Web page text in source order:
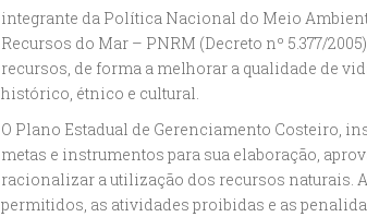
integrante da Política Nacional do Meio
Recursos do Mar – PNRM (Decreto nº 5.377/
recursos, de forma a melhorar a qualidade de
histórico, étnico e cultural.
O Plano Estadual de Gerenciamento Costeiro,
metas e instrumentos para sua elaboração,
racionalizar a utilização dos recursos naturais.
permitidos, as atividades proibidas e as